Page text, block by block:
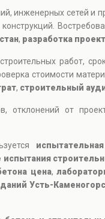
инженерных сетей и
, разработка
работ,
стоимости
, строительный
отклонений от
цена,
Усть-